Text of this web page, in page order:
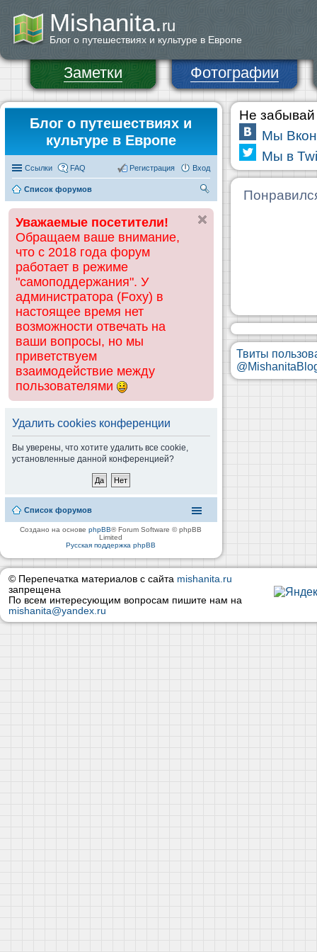
Mishanita.ru
Блог о путешествиях и культуре в Европе
Заметки Фотографии
Блог о путешествиях и
культуре в Европе
Ссылки FAQ Вход
Регистрация
Список форумов
ск
Уважаемые посетители!
Обращаем ваше внимание,
что с 2018 года форум
работает в режиме
"самоподдержания". У
администратора (Foxy) в
настоящее время нет
возможности отвечать на
ваши вопросы, но мы
приветствуем
взаимодействие между
пользователями
Удалить cookies конференции
Вы уверены, что хотите удалить все cookie,
установленные данной конференцией?
Список форумов
Создано на основеphpBB® Forum Software © phpBB
Limited
Русская поддержка phpBB
Не забывай
Мы
Мы в
Твиты
© Перепечатка материалов с сайта mishanita.ru
запрещена
По всем интересующим вопросам пишите нам на
mishanita@yandex.ru